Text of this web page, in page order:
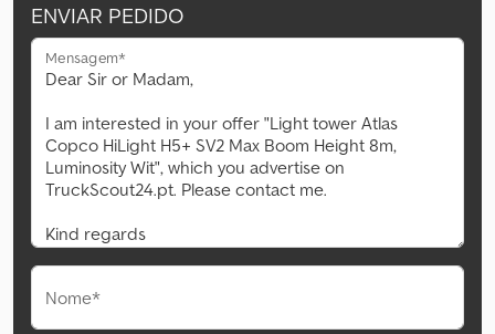
ENVIAR PEDIDO
Mensagem*
Nome*